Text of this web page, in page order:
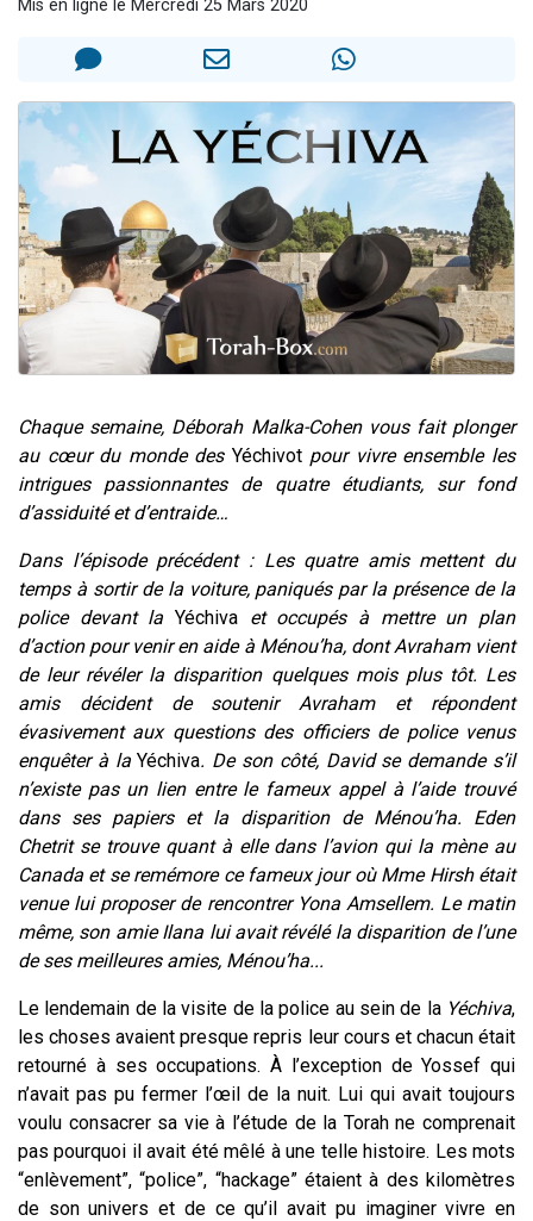
Il reste 49 places pour étudier en groupe sur Zoom
Eva vient de donner son Maasser
Mis en ligne le Mercredi 25 Mars 2020
Chaque semaine, Déborah Malka-Cohen vous fait plonger
au cœur du monde des Yéchivotpour vivre ensemble les
intrigues passionnantes de quatre étudiants, sur fond
d’assiduité et d’entraide…
Dans l’épisode précédent : Les quatre amis mettent du
temps à sortir de la voiture, paniqués par la présence de la
police devant la Yéchiva et occupés à mettre un plan
d’action pour venir en aide à Ménou’ha, dont Avraham vient
de leur révéler la disparition quelques mois plus tôt. Les
amis décident de soutenir Avraham et répondent
évasivement aux questions des officiers de police venus
enquêter à laYéchiva. De son côté, David se demande s’il
n’existe pas un lien entre le fameux appel à l’aide trouvé
dans ses papiers et la disparition de Ménou’ha. Eden
Chetrit se trouve quant à elle dans l’avion qui la mène au
Canada et se remémore ce fameux jour où Mme Hirsh était
venue lui proposer de rencontrer Yona Amsellem. Le matin
même, son amie Ilana lui avait révélé la disparition de l’une
de ses meilleures amies, Ménou’ha...
Le lendemain de la visite de la police au sein de la Yéchiva,
les choses avaient presque repris leur cours et chacun était
retourné à ses occupations. À l’exception de Yossef qui
n’avait pas pu fermer l’œil de la nuit. Lui qui avait toujours
voulu consacrer sa vie à l’étude de la Torah ne comprenait
pas pourquoi il avait été mêlé à une telle histoire. Les mots
“enlèvement”, “police”, “hackage” étaient à des kilomètres
de son univers et de ce qu’il avait pu imaginer vivre en